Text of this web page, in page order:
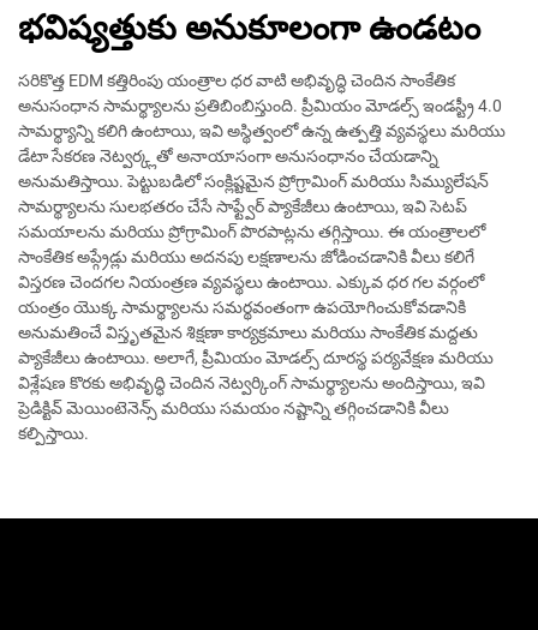
భవిష్యత్తుకు అనుకూలంగా ఉండటం
సరికొత్త EDM కత్తిరింపు యంత్రాల ధర వాటి అభివృద్ధి చెందిన సాంకేతిక
అనుసంధాన సామర్థ్యాలను ప్రతిబింబిస్తుంది. ప్రీమియం మోడల్స్ ఇండస్ట్రీ 4.0
సామర్థ్యాన్ని కలిగి ఉంటాయి, ఇవి అస్థిత్వంలో ఉన్న ఉత్పత్తి వ్యవస్థలు మరియు
డేటా సేకరణ నెట్వర్క్లతో అనాయాసంగా అనుసంధానం చేయడాన్ని
అనుమతిస్తాయి. పెట్టుబడిలో సంక్లిష్టమైన ప్రోగ్రామింగ్ మరియు సిమ్యులేషన్
సామర్థ్యాలను సులభతరం చేసే సాఫ్ట్వేర్ ప్యాకేజీలు ఉంటాయి, ఇవి సెటప్
సమయాలను మరియు ప్రోగ్రామింగ్ పొరపాట్లను తగ్గిస్తాయి. ఈ యంత్రాలలో
సాంకేతిక అప్గ్రేడ్లు మరియు అదనపు లక్షణాలను జోడించడానికి వీలు కలిగే
విస్తరణ చెందగల నియంత్రణ వ్యవస్థలు ఉంటాయి. ఎక్కువ ధర గల వర్గంలో
యంత్రం యొక్క సామర్థ్యాలను సమర్థవంతంగా ఉపయోగించుకోవడానికి
అనుమతించే విస్తృతమైన శిక్షణా కార్యక్రమాలు మరియు సాంకేతిక మద్దతు
ప్యాకేజీలు ఉంటాయి. అలాగే, ప్రీమియం మోడల్స్ దూరస్థ పర్యవేక్షణ మరియు
విశ్లేషణ కొరకు అభివృద్ధి చెందిన నెట్వర్కింగ్ సామర్థ్యాలను అందిస్తాయి, ఇవి
ప్రెడిక్టివ్ మెయింటెనెన్స్ మరియు సమయం నష్టాన్ని తగ్గించడానికి వీలు
కల్పిస్తాయి.